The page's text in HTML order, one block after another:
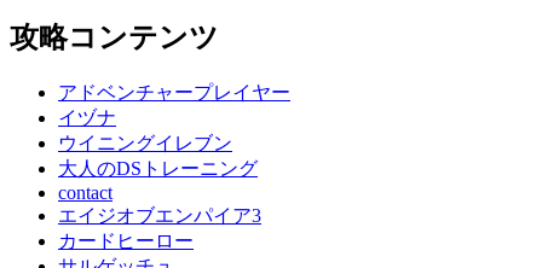
攻略コンテンツ
アドベンチャープレイヤー
イヅナ
ウイニングイレブン
大人のDSトレーニング
contact
エイジオブエンパイア3
カードヒーロー